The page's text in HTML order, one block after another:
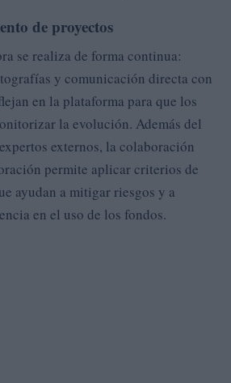
de proyectos
se realiza de forma continua:
y comunicación directa con
en la plataforma para que los
la evolución. Además del
externos, la colaboración
permite aplicar criterios de
ayudan a mitigar riesgos y a
en el uso de los fondos.